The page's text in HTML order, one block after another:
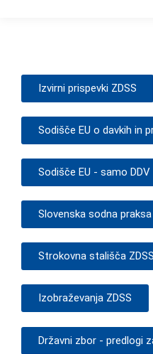
Izvirni prispevki ZDSS
Sodišče EU o davkih in
Sodišče EU - samo DDV
Slovenska sodna praksa
Strokovna stališča ZDSS
Izobraževanja ZDSS
Državni zbor - predlogi